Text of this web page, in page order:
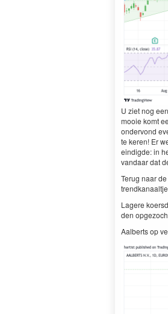
U ziet nog
mooie komt
onder­vond
te keren! Er
eindigde: in
van­daar dat
Terug naar
Lagere
den
Aal­berts op